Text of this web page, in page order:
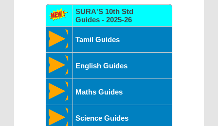
SURA'S 10th Std
Guides - 2025-26
Tamil Guides
English Guides
Maths Guides
Science Guides